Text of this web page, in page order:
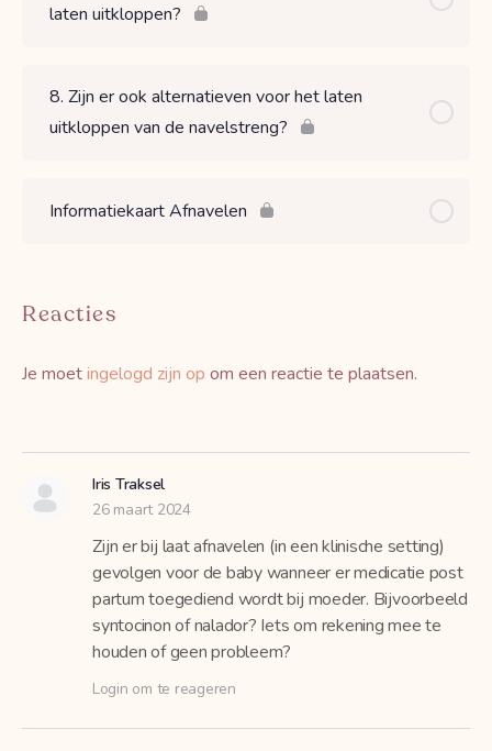
laten uitkloppen?
8. Zijn er ook alternatieven voor het laten
uitkloppen van de navelstreng?
Informatiekaart Afnavelen
Reacties
Je moetingelogd zijn op om een reactie te plaatsen.
Iris Traksel
26 maart 2024
Zijn er bij laat afnavelen (in een klinische setting)
gevolgen voor de baby wanneer er medicatie post
partum toegediend wordt bij moeder. Bijvoorbeeld
syntocinon of nalador? Iets om rekening mee te
houden of geen probleem?
Login om te reageren